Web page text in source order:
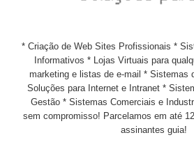
* Criação de Web Sites Profissionais *
Informativos * Lojas Virtuais para
marketing e listas de e-mail * Sistemas
Soluções para Internet e Intranet *
Gestão * Sistemas Comerciais e
sem compromisso! Parcelamos em até
assinantes guia!